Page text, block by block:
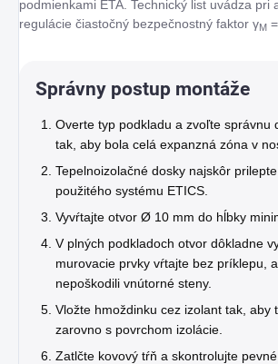
podmienkami ETA. Technický list uvádza pri
regulácie čiastočný bezpečnostný faktor γM
Správny postup montáže
Overte typ podkladu a zvoľte správnu
tak, aby bola celá expanzná zóna v
Tepelnoizolačné dosky najskôr
použitého systému ETICS.
Vyvŕtajte otvor Ø 10 mm do hĺbky
V plných podkladoch otvor dôkladne
murovacie prvky vŕtajte bez príklepu,
nepoškodili vnútorné steny.
Vložte hmoždinku cez izolant tak, aby
zarovno s povrchom izolácie.
Zatlčte kovový tŕň a skontrolujte